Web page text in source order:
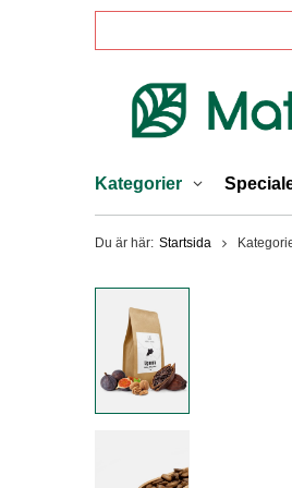
Kategorier
Du är här: Startsida